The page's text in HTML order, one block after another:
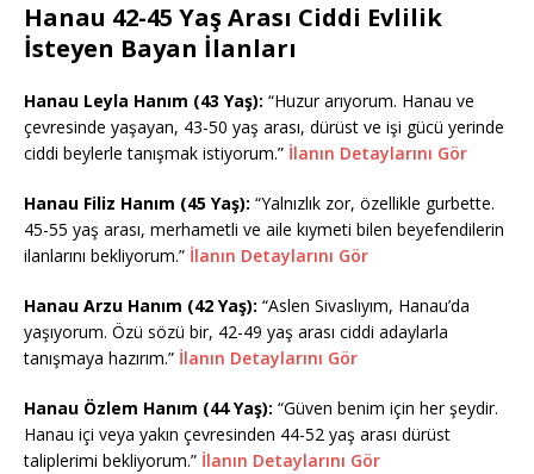
Hanau 42-45 Yaş Arası Ciddi Evlilik
İsteyen Bayan İlanları
Hanau Leyla Hanım (43 Yaş): “Huzur arıyorum. Hanau ve
çevresinde yaşayan, 43-50 yaş arası, dürüst ve işi gücü yerinde
ciddi beylerle tanışmak istiyorum.” İlanın Detaylarını Gör
Hanau Filiz Hanım (45 Yaş): “Yalnızlık zor, özellikle gurbette.
45-55 yaş arası, merhametli ve aile kıymeti bilen beyefendilerin
ilanlarını bekliyorum.” İlanın Detaylarını Gör
Hanau Arzu Hanım (42 Yaş): “Aslen Sivaslıyım, Hanau’da
yaşıyorum. Özü sözü bir, 42-49 yaş arası ciddi adaylarla
tanışmaya hazırım.” İlanın Detaylarını Gör
Hanau Özlem Hanım (44 Yaş): “Güven benim için her şeydir.
Hanau içi veya yakın çevresinden 44-52 yaş arası dürüst
taliplerimi bekliyorum.” İlanın Detaylarını Gör